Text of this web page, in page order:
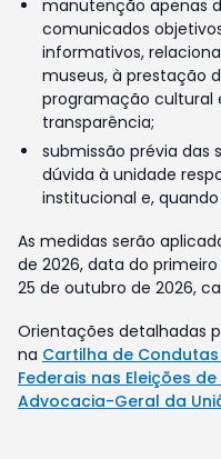
manutenção apenas
comunicados
informativos,
museus, à prestação
programação cultural
transparência;
submissão prévia das
dúvida à unidade
institucional e,
As medidas serão
de 2026, data do
25 de outubro de 2026,
Orientações detalhadas
na Cartilha de
Federais nas Eleições
Advocacia-Geral da